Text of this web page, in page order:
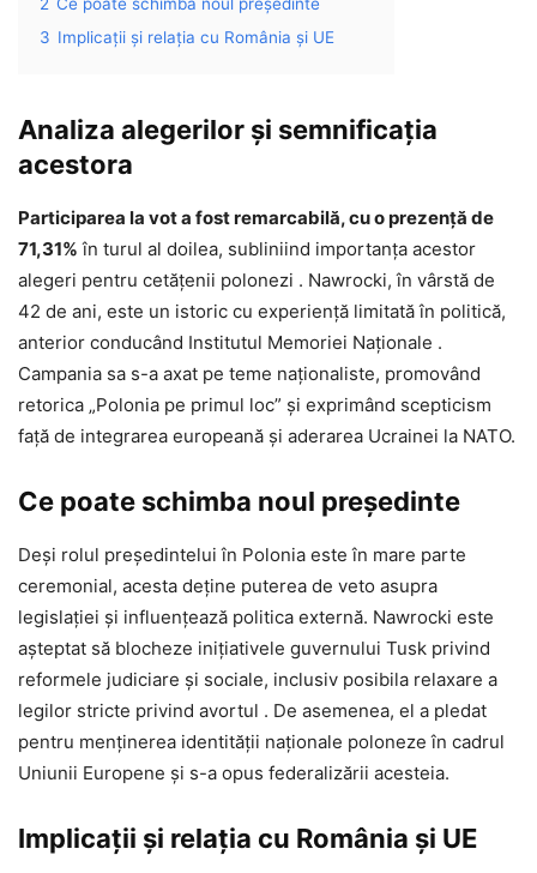
3 Implicații și relația cu România și UE
Analiza alegerilor și semnificația
acestora
Participarea la vot a fost remarcabilă, cu o prezență de
71,31% în turul al doilea, subliniind importanța acestor
alegeri pentru cetățenii polonezi . Nawrocki, în vârstă de
42 de ani, este un istoric cu experiență limitată în politică,
anterior conducând Institutul Memoriei Naționale .
Campania sa s-a axat pe teme naționaliste, promovând
retorica „Polonia pe primul loc” și exprimând scepticism
față de integrarea europeană și aderarea Ucrainei la NATO.
Ce poate schimba noul președinte
Deși rolul președintelui în Polonia este în mare parte
ceremonial, acesta deține puterea de veto asupra
legislației și influențează politica externă. Nawrocki este
așteptat să blocheze inițiativele guvernului Tusk privind
reformele judiciare și sociale, inclusiv posibila relaxare a
legilor stricte privind avortul . De asemenea, el a pledat
pentru menținerea identității naționale poloneze în cadrul
Uniunii Europene și s-a opus federalizării acesteia.
Implicații și relația cu România și UE